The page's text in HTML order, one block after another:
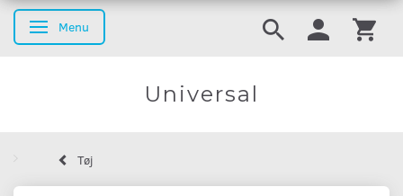
Skifte navigation
Menu
Universal
Tøj